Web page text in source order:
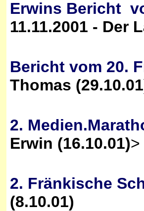
Erwins Bericht
11.11.2001 - Der
Bericht vom 20.
Thomas
2.
Erwin (16.10.01)>
2. Fränkische
(8.10.01)